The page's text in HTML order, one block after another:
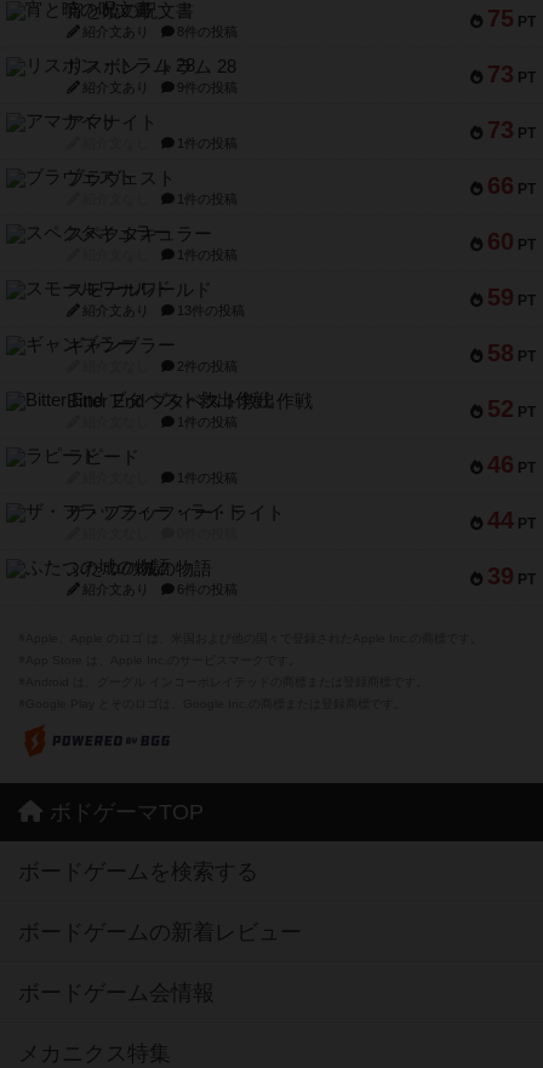
75 PT
宵と暁の呪文書
紹介文あり 8件の投稿
73 PT
リスボン・トラム 28
紹介文あり 9件の投稿
73 PT
アマナイト
1件の投稿
66 PT
ブラヴェスト
1件の投稿
60 PT
スペクタキュラー
1件の投稿
59 PT
スモールワールド
紹介文あり 13件の投稿
58 PT
ギャンブラー
2件の投稿
52 PT
Bitter End ブタペスト救出作戦
1件の投稿
46 PT
ラピード
1件の投稿
44 PT
ザ・フラッフィー・ライト
39 PT
ふたつの城の物語
紹介文あり 6件の投稿
ボドゲーマTOP
ボードゲームを検索する
ボードゲームの新着レビュー
ボードゲーム会情報
メカニクス特集